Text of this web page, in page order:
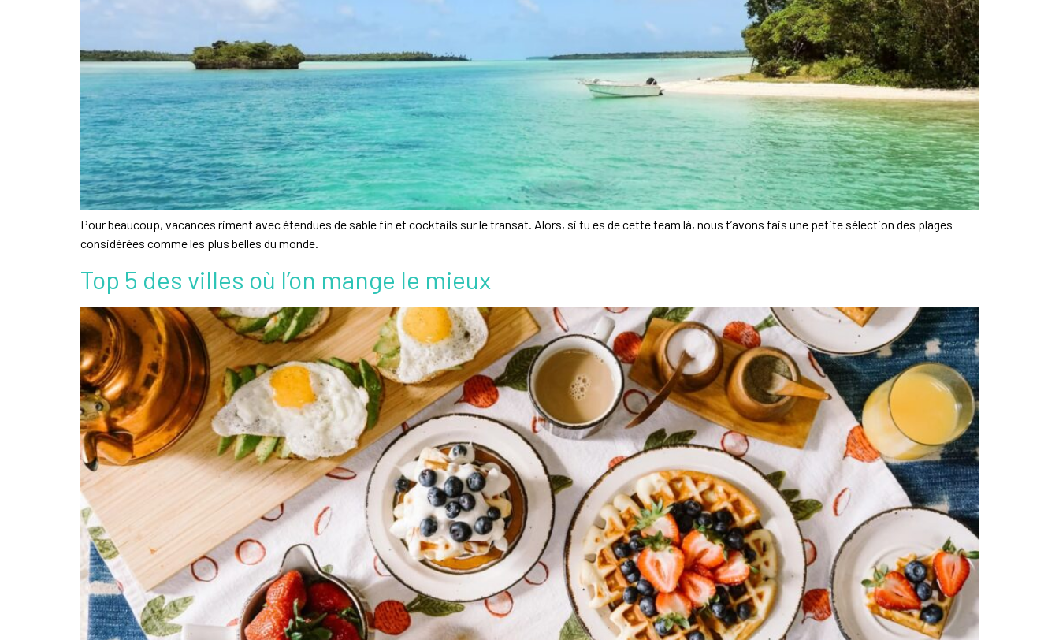
Pour beaucoup, vacances riment avec étendues de sable fin et cocktails sur le transat. Alors, si tu es de cette team là, nous t’avons fais une petite sélection des plages
considérées comme les plus belles du monde.
Top 5 des villes où l’on mange le mieux